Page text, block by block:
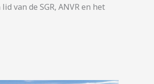
van de SGR, ANVR en het